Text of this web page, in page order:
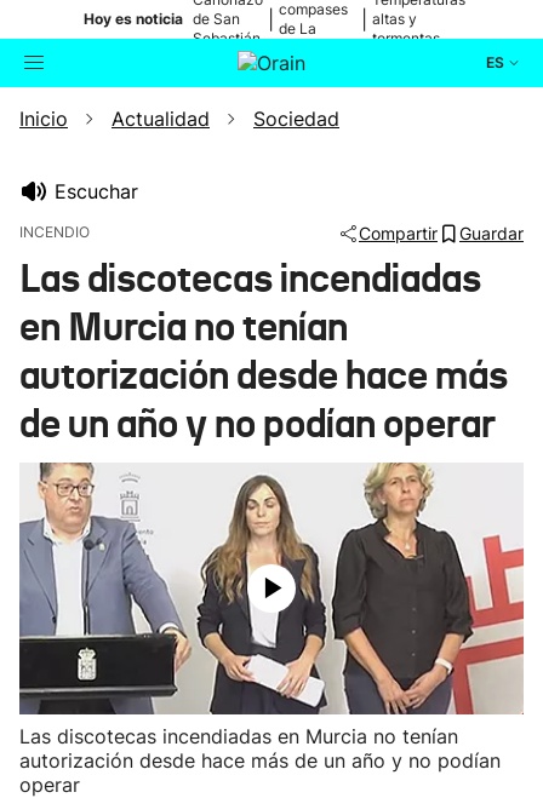
Hoy es noticia de San
Sebastián
compases
de La
altas y
tormentas
ES
Buscador Actualidad
Ikusmiran
Eguraldia
Inicio Actualidad Sociedad
Escuchar
INCENDIO Compartir Guardar
Las discotecas incendiadas
en Murcia no tenían
autorización desde hace más
de un año y no podían operar
Las discotecas incendiadas en Murcia no tenían
autorización desde hace más de un año y no podían
operar